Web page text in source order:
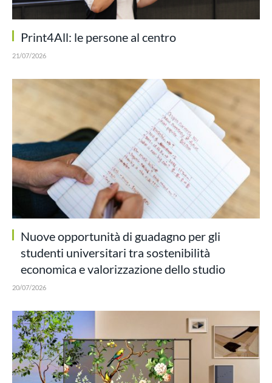
Print4All: le persone al centro
21/07/2026
Nuove opportunità di guadagno per gli
studenti universitari tra sostenibilità
economica e valorizzazione dello studio
20/07/2026